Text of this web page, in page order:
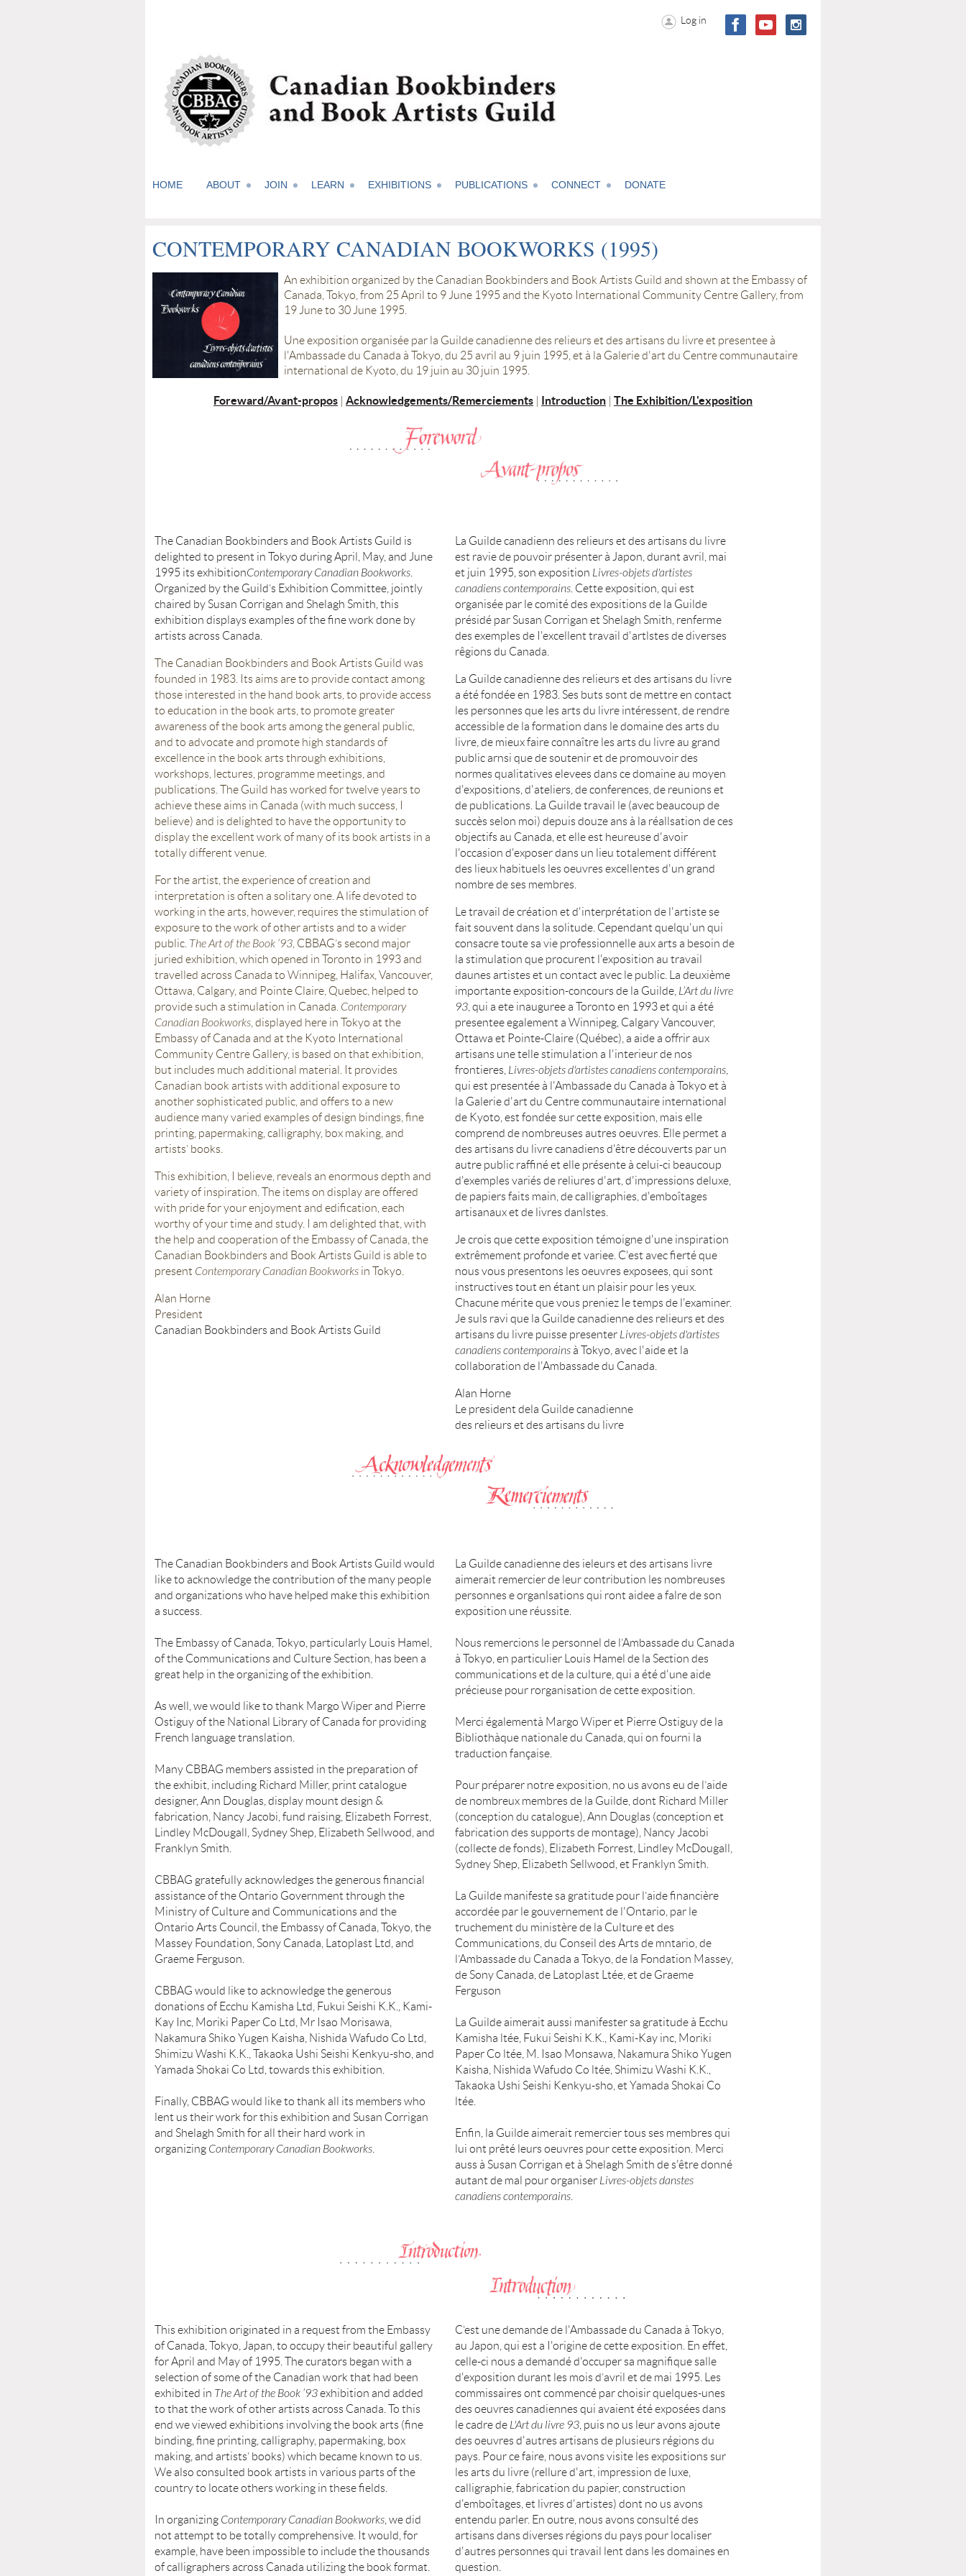
Log in
HOME ABOUT JOIN LEARN EXHIBITIONS PUBLICATIONS CONNECT DONATE
CONTEMPORARY CANADIAN BOOKWORKS (1995)
An exhibition organized by the Canadian Bookbinders and Book Artists Guild and shown at the Embassy of
Canada, Tokyo, from 25 April to 9 June 1995 and the Kyoto International Community Centre Gallery, from
19 June to 30 June 1995.
Une exposition organisée par la Guilde canadienne des relieurs et des artisans du livre et presentee à
l'Ambassade du Canada à Tokyo, du 25 avril au 9 juin 1995, et à la Galerie d'art du Centre communautaire
international de Kyoto, du 19 juin au 30 juin 1995.
Foreward/Avant-propos Acknowledgements/Remerciements Introduction The Exhibition/L'exposition
The Canadian Bookbinders and Book Artists Guild is
delighted to present in Tokyo during April, May, and June
1995 its exhibitionContemporary Canadian Bookworks.
Organized by the Guild’s Exhibition Committee, jointly
chaired by Susan Corrigan and Shelagh Smith, this
exhibition displays examples of the fine work done by
artists across Canada.
The Canadian Bookbinders and Book Artists Guild was
founded in 1983. Its aims are to provide contact among
those interested in the hand book arts, to provide access
to education in the book arts, to promote greater
awareness of the book arts among the general public,
and to advocate and promote high standards of
excellence in the book arts through exhibitions,
workshops, lectures, programme meetings, and
publications. The Guild has worked for twelve years to
achieve these aims in Canada (with much success, I
believe) and is delighted to have the opportunity to
display the excellent work of many of its book artists in a
totally different venue.
For the artist, the experience of creation and
interpretation is often a solitary one. A life devoted to
working in the arts, however, requires the stimulation of
exposure to the work of other artists and to a wider
public. The Art of the Book ’93, CBBAG’s second major
juried exhibition, which opened in Toronto in 1993 and
travelled across Canada to Winnipeg, Halifax, Vancouver,
Ottawa, Calgary, and Pointe Claire, Quebec, helped to
provide such a stimulation in Canada. Contemporary
Canadian Bookworks, displayed here in Tokyo at the
Embassy of Canada and at the Kyoto International
Community Centre Gallery, is based on that exhibition,
but includes much additional material. It provides
Canadian book artists with additional exposure to
another sophisticated public, and offers to a new
audience many varied examples of design bindings, fine
printing, papermaking, calligraphy, box making, and
artists’ books.
This exhibition, I believe, reveals an enormous depth and
variety of inspiration. The items on display are offered
with pride for your enjoyment and edification, each
worthy of your time and study. I am delighted that, with
the help and cooperation of the Embassy of Canada, the
Canadian Bookbinders and Book Artists Guild is able to
present Contemporary Canadian Bookworks in Tokyo.
Alan Horne
President
Canadian Bookbinders and Book Artists Guild
La Guilde canadienn des relieurs et des artisans du livre
est ravie de pouvoir présenter à Japon, durant avril, mai
et juin 1995, son exposition Livres-objets d'artistes
canadiens contemporains. Cette exposition, qui est
organisée par le comité des expositions de la Guilde
présidé par Susan Corrigan et Shelagh Smith, renferme
des exemples de I'excellent travail d'artlstes de diverses
rêgions du Canada.
La Guilde canadienne des relieurs et des artisans du livre
a été fondée en 1983. Ses buts sont de mettre en contact
les personnes que les arts du livre intéressent, de rendre
accessible de la formation dans le domaine des arts du
livre, de mieux faire connaître les arts du livre au grand
public arnsi que de soutenir et de promouvoir des
normes qualitatives elevees dans ce domaine au moyen
d'expositions, d'ateliers, de conferences, de reunions et
de publications. La Guilde travail le (avec beaucoup de
succès selon moi) depuis douze ans à la réallsation de ces
objectifs au Canada, et elle est heureuse d'avoir
l'occasion d'exposer dans un lieu totalement différent
des lieux habituels les oeuvres excellentes d'un grand
nombre de ses membres.
Le travail de création et d'interprétation de l'artiste se
fait souvent dans la solitude. Cependant quelqu'un qui
consacre toute sa vie professionnelle aux arts a besoin de
la stimulation que procurent l'exposition au travail
daunes artistes et un contact avec le public. La deuxième
importante exposition-concours de la Guilde, L’Art du livre
93, qui a ete inauguree a Toronto en 1993 et qui a été
presentee egalement a Winnipeg, Calgary Vancouver,
Ottawa et Pointe-Claire (Québec), a aide a offrir aux
artisans une telle stimulation a I'interieur de nos
frontieres, Livres-objets d'artistes canadiens contemporains,
qui est presentée à l'Ambassade du Canada à Tokyo et à
la Galerie d'art du Centre communautaire international
de Kyoto, est fondée sur cette exposition, mais elle
comprend de nombreuses autres oeuvres. Elle permet a
des artisans du livre canadiens d'être découverts par un
autre public raffiné et elle présente à celui-ci beaucoup
d'exemples variés de reliures d'art, d'impressions deluxe,
de papiers faits main, de calligraphies, d'emboîtages
artisanaux et de livres danlstes.
Je crois que cette exposition témoigne d'une inspiration
extrêmement profonde et variee. C'est avec fierté que
nous vous presentons les oeuvres exposees, qui sont
instructives tout en étant un plaisir pour les yeux.
Chacune mérite que vous preniez Ie temps de l'examiner.
Je suls ravi que la Guilde canadienne des relieurs et des
artisans du livre puisse presenter Livres-objets d'artistes
canadiens contemporains à Tokyo, avec l'aide et la
collaboration de l'Ambassade du Canada.
Alan Horne
Le president dela Guilde canadienne
des relieurs et des artisans du livre
The Canadian Bookbinders and Book Artists Guild would
like to acknowledge the contribution of the many people
and organizations who have helped make this exhibition
a success.
The Embassy of Canada, Tokyo, particularly Louis Hamel,
of the Communications and Culture Section, has been a
great help in the organizing of the exhibition.
As well, we would like to thank Margo Wiper and Pierre
Ostiguy of the National Library of Canada for providing
French language translation.
Many CBBAG members assisted in the preparation of
the exhibit, including Richard Miller, print catalogue
designer, Ann Douglas, display mount design &
fabrication, Nancy Jacobi, fund raising, Elizabeth Forrest,
Lindley McDougall, Sydney Shep, Elizabeth Sellwood, and
Franklyn Smith.
CBBAG gratefully acknowledges the generous financial
assistance of the Ontario Government through the
Ministry of Culture and Communications and the
Ontario Arts Council, the Embassy of Canada, Tokyo, the
Massey Foundation, Sony Canada, Latoplast Ltd, and
Graeme Ferguson.
CBBAG would like to acknowledge the generous
donations of Ecchu Kamisha Ltd, Fukui Seishi K.K., Kami-
Kay Inc, Moriki Paper Co Ltd, Mr Isao Morisawa,
Nakamura Shiko Yugen Kaisha, Nishida Wafudo Co Ltd,
Shimizu Washi K.K., Takaoka Ushi Seishi Kenkyu-sho, and
Yamada Shokai Co Ltd, towards this exhibition.
Finally, CBBAG would like to thank all its members who
lent us their work for this exhibition and Susan Corrigan
and Shelagh Smith for all their hard work in
organizing Contemporary Canadian Bookworks
La Guilde canadienne des ieleurs et des artisans livre
aimerait remercier de leur contribution les nombreuses
personnes e organlsations qui ront aidee a falre de son
exposition une réussite.
Nous remercions le personnel de l’Ambassade du Canada
à Tokyo, en particulier Louis Hamel de la Section des
communications et de la culture, qui a été d'une aide
précieuse pour rorganisation de cette exposition.
Merci égalementà Margo Wiper et Pierre Ostiguy de la
Bibliothàque nationale du Canada, qui on fourni la
traduction fançaise.
Pour préparer notre exposition, no us avons eu de l’aide
de nombreux membres de la Guilde, dont Richard Miller
(conception du catalogue), Ann Douglas (conception et
fabrication des supports de montage), Nancy Jacobi
(collecte de fonds), Elizabeth Forrest, Lindley McDougall,
Sydney Shep, Elizabeth Sellwood, et Franklyn Smith.
La Guilde manifeste sa gratitude pour l’aide financière
accordée par le gouvernement de l'Ontario, par le
truchement du ministère de la Culture et des
Communications, du Conseil des Arts de mntario, de
l’Ambassade du Canada a Tokyo, de la Fondation Massey,
de Sony Canada, de Latoplast Ltée, et de Graeme
Ferguson
La Guilde aimerait aussi manifester sa gratitude à Ecchu
Kamisha ltée, Fukui Seishi K.K., Kami-Kay inc, Moriki
Paper Co ltée, M. Isao Monsawa, Nakamura Shiko Yugen
Kaisha, Nishida Wafudo Co ltée, Shimizu Washi K.K.,
Takaoka Ushi Seishi Kenkyu-sho, et Yamada Shokai Co
ltée.
Enfin, la Guilde aimerait remercier tous ses membres qui
lui ont prêté leurs oeuvres pour cette exposition. Merci
auss à Susan Corrigan et à Shelagh Smith de s'être donné
autant de mal pour organiser Livres-objets danstes
canadiens contemporains
This exhibition originated in a request from the Embassy
of Canada, Tokyo, Japan, to occupy their beautiful gallery
for April and May of 1995. The curators began with a
selection of some of the Canadian work that had been
exhibited in The Art of the Book ’93exhibition and added
to that the work of other artists across Canada. To this
end we viewed exhibitions involving the book arts (fine
binding, fine printing, calligraphy, papermaking, box
making, and artists’ books) which became known to us.
We also consulted book artists in various parts of the
country to locate others working in these fields.
In organizing Contemporary Canadian Bookworks , we did
not attempt to be totally comprehensive. It would, for
example, have been impossible to include the thousands
of calligraphers across Canada utilizing the book format.
C’est une demande de l'Ambassade du Canada à Tokyo,
au Japon, qui est a I'origine de cette exposition. En effet,
celle-ci nous a demandé d'occuper sa magnifique salle
d'exposition durant les mois d’avril et de mai 1995. Les
commissaires ont commencé par choisir quelques-unes
des oeuvres canadiennes qui avaient été exposées dans
le cadre de L'Art du livre 93 , puis no us leur avons ajoute
des oeuvres d'autres artisans de plusieurs régions du
pays. Pour ce faire, nous avons visite les expositions sur
les arts du livre (rellure d'art, impression de luxe,
calligraphie, fabrication du papier, construction
d'emboîtages, et livres d'artistes) dont no us avons
entendu parler. En outre, nous avons consulté des
artisans dans diverses régions du pays pour localiser
d'autres personnes qui travail lent dans les domaines en
question.